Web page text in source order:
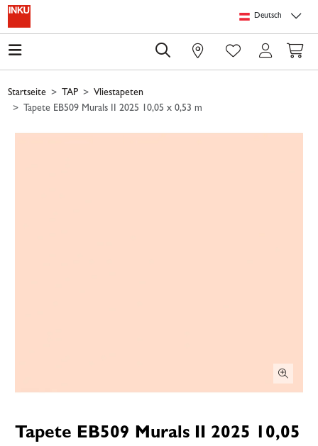
Springe zu Hauptinhalt
Deutsch
0
Startseite TAP
Vliestapeten
Tapete EB509 Murals II 2025 10,05 x 0,53 m
Tapete EB509 Murals II 2025 10,05